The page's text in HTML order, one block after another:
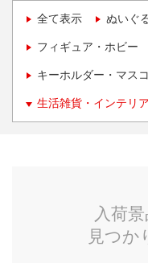
全て表示 ぬいぐ
フィギュア・ホビー
キーホルダー・マス
生活雑貨・インテリ